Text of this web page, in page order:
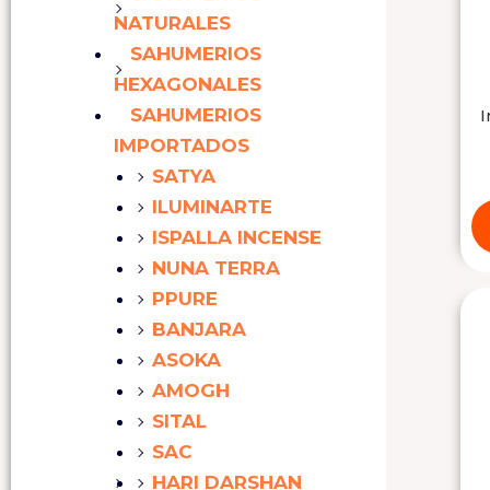
NATURALES
SAHUMERIOS
HEXAGONALES
SAHUMERIOS
IMPORTADOS
SATYA
ILUMINARTE
ISPALLA INCENSE
NUNA TERRA
PPURE
BANJARA
ASOKA
AMOGH
SITAL
SAC
HARI DARSHAN